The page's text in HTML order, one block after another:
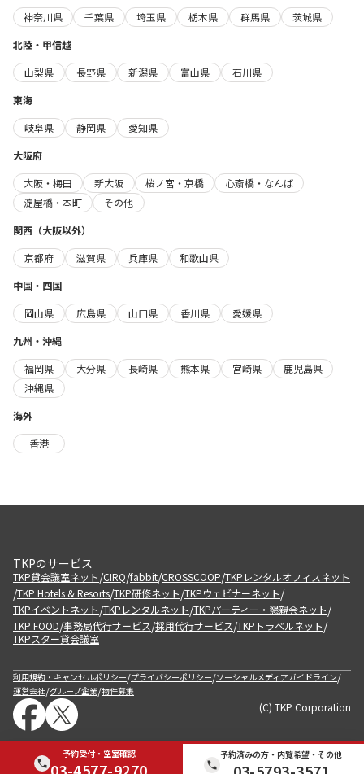
予約受付・空室確認
03-4577-9270
予約済みの方・内覧希望・その他
神奈川県
千葉県 埼玉県 栃木県 群馬県
茨城県
北陸・甲信越
山梨県
長野県 新潟県 富山県
石川県
東海
岐阜県
静岡県
愛知県
大阪府
大阪・梅田
新大阪 桜ノ宮・京橋
心斎橋・なんば
淀屋橋・本町
その他
関西（大阪以外）
京都府
滋賀県 兵庫県
和歌山県
中国・四国
岡山県
広島県 山口県 香川県
愛媛県
九州・沖縄
福岡県
大分県 長崎県 熊本県 宮崎県
鹿児島県
沖縄県
海外
香港
TKPのサービス
TKP貸会議室ネット/CIRQ/fabbit/CROSSCOOP/TKPレンタルオフィスネット
/TKP Hotels & Resorts/TKP研修ネット/TKPウェビナーネット/
TKPイベントネット/TKPレンタルネット/TKPパーティー・懇親会ネット/
TKP FOOD/事務局代行サービス/採用代行サービス/TKPトラベルネット/
TKPスター貸会議室
利用規約・キャンセルポリシー/プライバシーポリシー/ソーシャルメディアガイドライン/
運営会社/グループ企業/物件募集
(C) TKP Corporation